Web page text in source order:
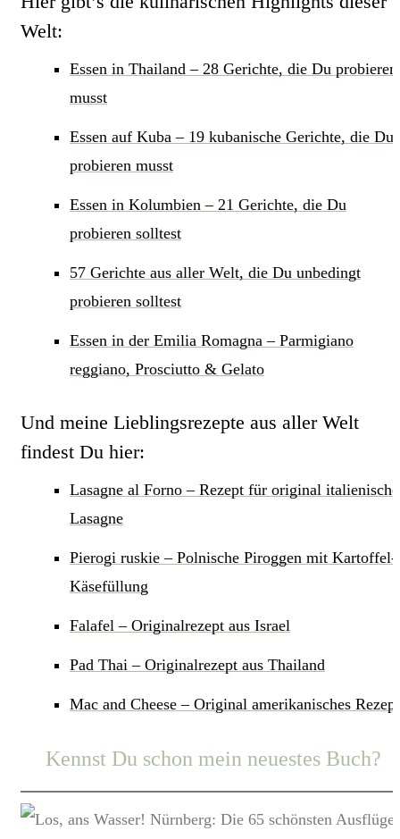
Welt:
Essen in Thailand – 28 Gerichte, die Du probieren
musst
Essen auf Kuba – 19 kubanische Gerichte, die Du
probieren musst
Essen in Kolumbien – 21 Gerichte, die Du
probieren solltest
57 Gerichte aus aller Welt, die Du unbedingt
probieren solltest
Essen in der Emilia Romagna – Parmigiano
reggiano, Prosciutto & Gelato
Und meine Lieblingsrezepte aus aller Welt
findest Du hier:
Lasagne al Forno – Rezept für original italienische
Lasagne
Pierogi ruskie – Polnische Piroggen mit Kartoffel-
Käsefüllung
Falafel – Originalrezept aus Israel
Pad Thai – Originalrezept aus Thailand
Mac and Cheese – Original amerikanisches Rezept
Kennst Du schon mein neuestes Buch?